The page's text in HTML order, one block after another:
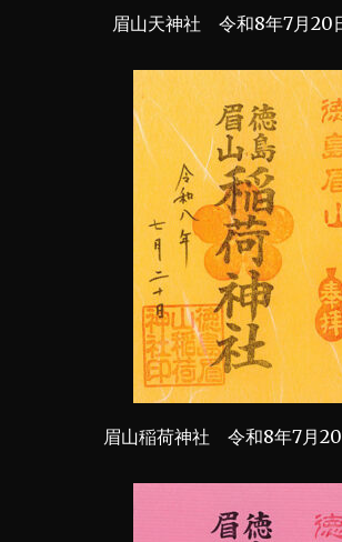
眉山天神社 令和8年7月20
眉山稲荷神社 令和8年7月